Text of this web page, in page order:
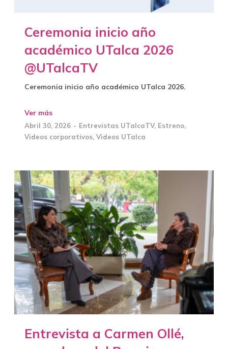
Ceremonia inicio año
académico UTalca 2026
@UTalcaTV
Ceremonia inicio año académico UTalca 2026.
Ver más
Abril 30, 2026 Entrevistas UTalcaTV, Estreno,
Videos corporativos, Videos UTalca
Entrevista a Carmen Ollé,